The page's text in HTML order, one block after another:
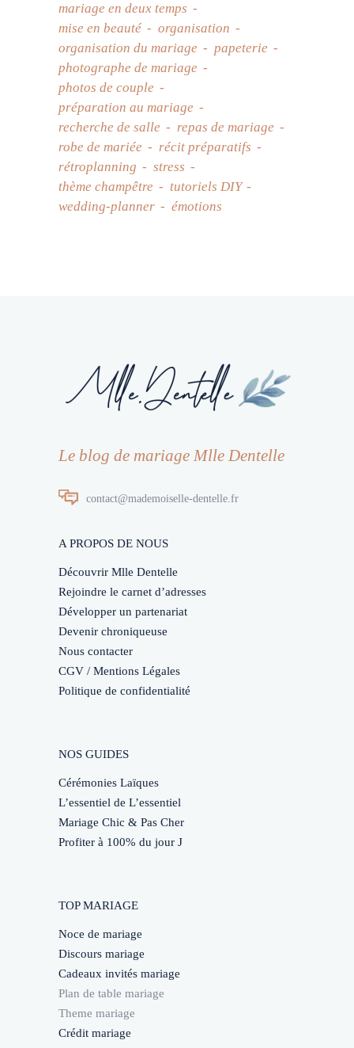
mariage en deux temps
mise en beauté
organisation
organisation du mariage
papeterie
photographe de mariage
photos de couple
préparation au mariage
recherche de salle
repas de mariage
robe de mariée
récit préparatifs
rétroplanning
stress
thème champêtre
tutoriels DIY
wedding-planner
émotions
Le blog de mariage Mlle Dentelle
contact@mademoiselle-dentelle.fr
A PROPOS DE NOUS
Découvrir Mlle Dentelle
Rejoindre le carnet d’adresses
Développer un partenariat
Devenir chroniqueuse
Nous contacter
CGV / Mentions Légales
Politique de confidentialité
NOS GUIDES
Cérémonies Laïques
L’essentiel de L’essentiel
Mariage Chic & Pas Cher
Profiter à 100% du jour J
TOP MARIAGE
Noce de mariage
Discours mariage
Cadeaux invités mariage
Plan de table mariage
Theme mariage
Crédit mariage